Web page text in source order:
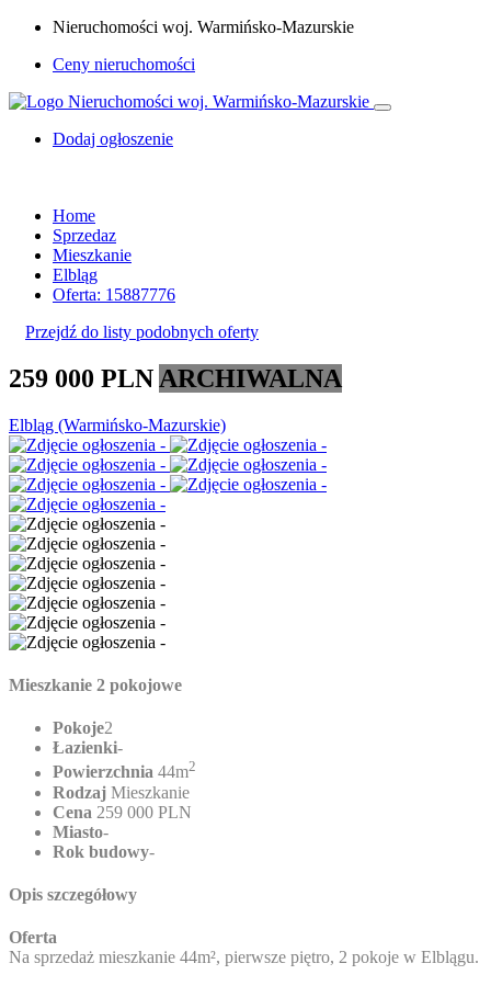
Nieruchomości woj. Warmińsko-Mazurskie
Ceny nieruchomości
Dodaj ogłoszenie
Home
Sprzedaz
Mieszkanie
Elbląg
Oferta: 15887776
Przejdź do listy podobnych oferty
259 000 PLN ARCHIWALNA
Elbląg (Warmińsko-Mazurskie)
Mieszkanie 2 pokojowe
Pokoje2
Łazienki-
Powierzchnia 44m2
Rodzaj Mieszkanie
Cena 259 000 PLN
Miasto-
Rok budowy-
Opis szczegółowy
Oferta
Na sprzedaż mieszkanie 44m², pierwsze piętro, 2 pokoje w Elblągu.